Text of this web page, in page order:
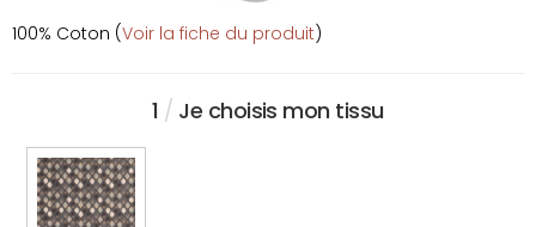
100% Coton (Voir la fiche du produit)
1 / Je choisis mon tissu